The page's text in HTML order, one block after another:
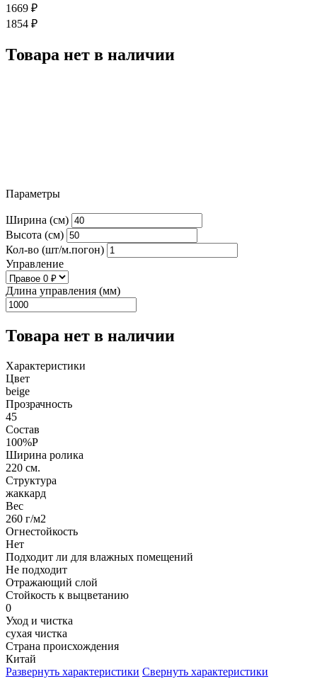
1669 ₽
1854 ₽
Товара нет в наличии
Параметры
Ширина (см)
Высота (см)
Кол-во (шт/м.погон)
Управление
Длина управления (мм)
Товара нет в наличии
Характеристики
Цвет
beige
Прозрачность
45
Состав
100%P
Ширина ролика
220 см.
Структура
жаккард
Вес
260 г/м2
Огнестойкость
Нет
Подходит ли для влажных помещений
Не подходит
Отражающий слой
Стойкость к выцветанию
0
Уход и чистка
сухая чистка
Страна происхождения
Китай
Развернуть характеристики Свернуть характеристики